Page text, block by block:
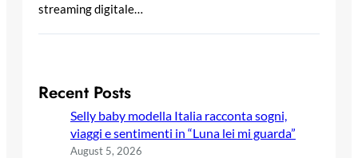
streaming digitale…
Recent Posts
Selly baby modella Italia racconta sogni,
viaggi e sentimenti in “Luna lei mi guarda”
August 5, 2026